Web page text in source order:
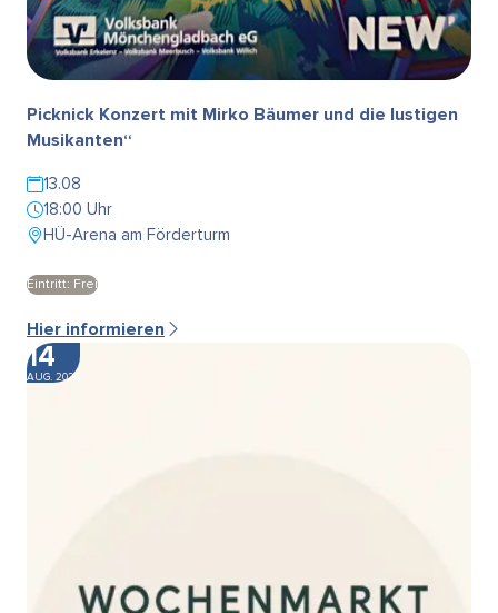
Picknick Konzert mit Mirko Bäumer und die lustigen
Musikanten“
13.08
18:00 Uhr
HÜ-Arena am Förderturm
Eintritt: Frei
Hier informieren
14
AUG. 2026